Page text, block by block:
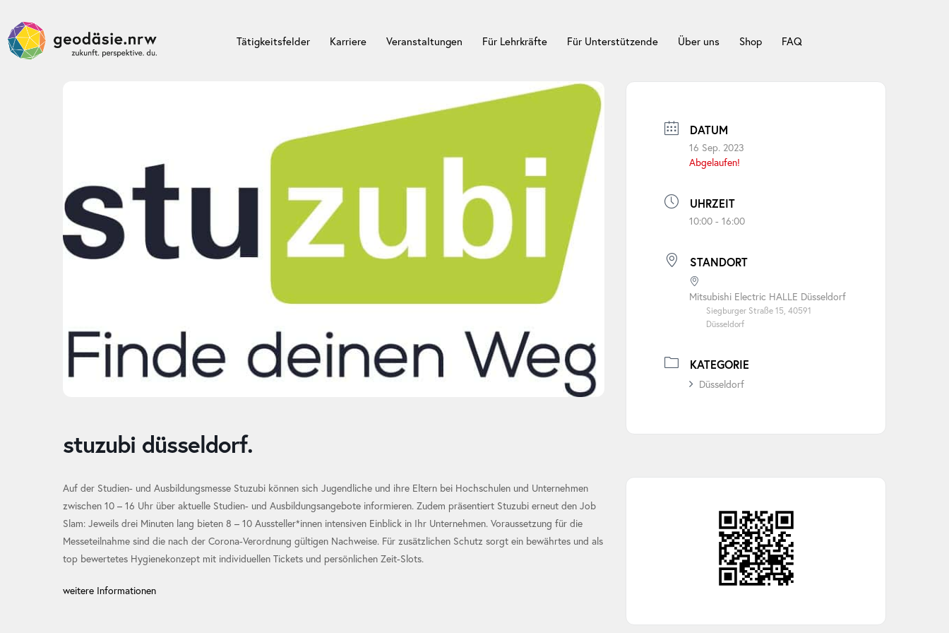
Tätigkeitsfelder Karriere Veranstaltungen Für Lehrkräfte Für Unterstützende Über uns Shop FAQ
stuzubi düsseldorf.
Auf der Studien- und Ausbildungsmesse Stuzubi können sich Jugendliche und ihre Eltern bei Hochschulen und Unternehmen
zwischen 10 – 16 Uhr über aktuelle Studien- und Ausbildungsangebote informieren. Zudem präsentiert Stuzubi erneut den Job
Slam: Jeweils drei Minuten lang bieten 8 – 10 Aussteller*innen intensiven Einblick in Ihr Unternehmen. Voraussetzung für die
Messeteilnahme sind die nach der Corona-Verordnung gültigen Nachweise. Für zusätzlichen Schutz sorgt ein bewährtes und als
top bewertetes Hygienekonzept mit individuellen Tickets und persönlichen Zeit-Slots.
weitere Informationen
DATUM
16 Sep. 2023
Abgelaufen!
UHRZEIT
10:00 - 16:00
STANDORT
Mitsubishi Electric HALLE Düsseldorf
Siegburger Straße 15, 40591
Düsseldorf
KATEGORIE
Düsseldorf